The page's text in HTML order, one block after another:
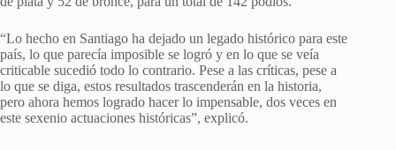
“Lo hecho en Santiago ha dejado un legado histórico para este
país, lo que parecía imposible se logró y en lo que se veía
criticable sucedió todo lo contrario. Pese a las críticas, pese a
lo que se diga, estos resultados trascenderán en la historia,
pero ahora hemos logrado hacer lo impensable, dos veces en
este sexenio actuaciones históricas”, explicó.